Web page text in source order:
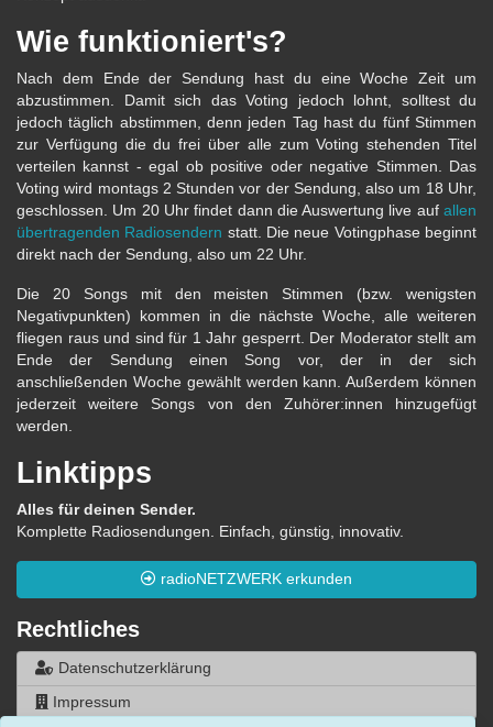
Wie funktioniert's?
Nach dem Ende der Sendung hast du eine Woche Zeit um
abzustimmen. Damit sich das Voting jedoch lohnt, solltest du
jedoch täglich abstimmen, denn jeden Tag hast du fünf Stimmen
zur Verfügung die du frei über alle zum Voting stehenden Titel
verteilen kannst - egal ob positive oder negative Stimmen. Das
Voting wird montags 2 Stunden vor der Sendung, also um 18 Uhr,
geschlossen. Um 20 Uhr findet dann die Auswertung live auf allen
übertragenden Radiosendern statt. Die neue Votingphase beginnt
direkt nach der Sendung, also um 22 Uhr.
Die 20 Songs mit den meisten Stimmen (bzw. wenigsten
Negativpunkten) kommen in die nächste Woche, alle weiteren
fliegen raus und sind für 1 Jahr gesperrt. Der Moderator stellt am
Ende der Sendung einen Song vor, der in der sich
anschließenden Woche gewählt werden kann. Außerdem können
jederzeit weitere Songs von den Zuhörer:innen hinzugefügt
werden.
Linktipps
Alles für deinen Sender.
Komplette Radiosendungen. Einfach, günstig, innovativ.
radioNETZWERK erkunden
Rechtliches
Datenschutzerklärung
Impressum